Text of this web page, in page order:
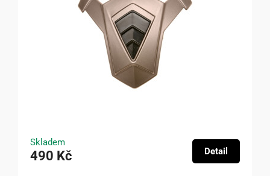
Skladem
490 Kč Detail